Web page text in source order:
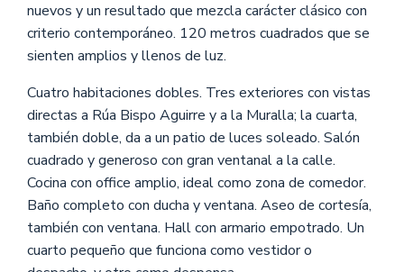
nuevos y un resultado que mezcla carácter clásico con
criterio contemporáneo. 120 metros cuadrados que se
sienten amplios y llenos de luz.
Cuatro habitaciones dobles. Tres exteriores con vistas
directas a Rúa Bispo Aguirre y a la Muralla; la cuarta,
también doble, da a un patio de luces soleado. Salón
cuadrado y generoso con gran ventanal a la calle.
Cocina con office amplio, ideal como zona de comedor.
Baño completo con ducha y ventana. Aseo de cortesía,
también con ventana. Hall con armario empotrado. Un
cuarto pequeño que funciona como vestidor o